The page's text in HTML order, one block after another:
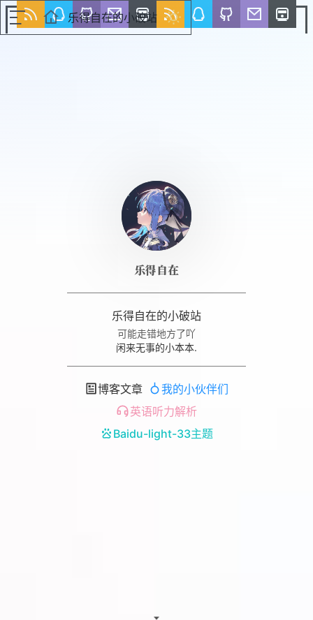
乐得自在的小破站
乐得自在
乐得自在的小破站
可能走错地方了吖
闲来无事的小本本.
博客文章
我的小伙伴们
英语听力解析
Baidu-light-33主题